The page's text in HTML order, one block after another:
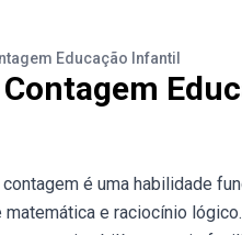
Educação Infantil
é uma habilidade
e raciocínio